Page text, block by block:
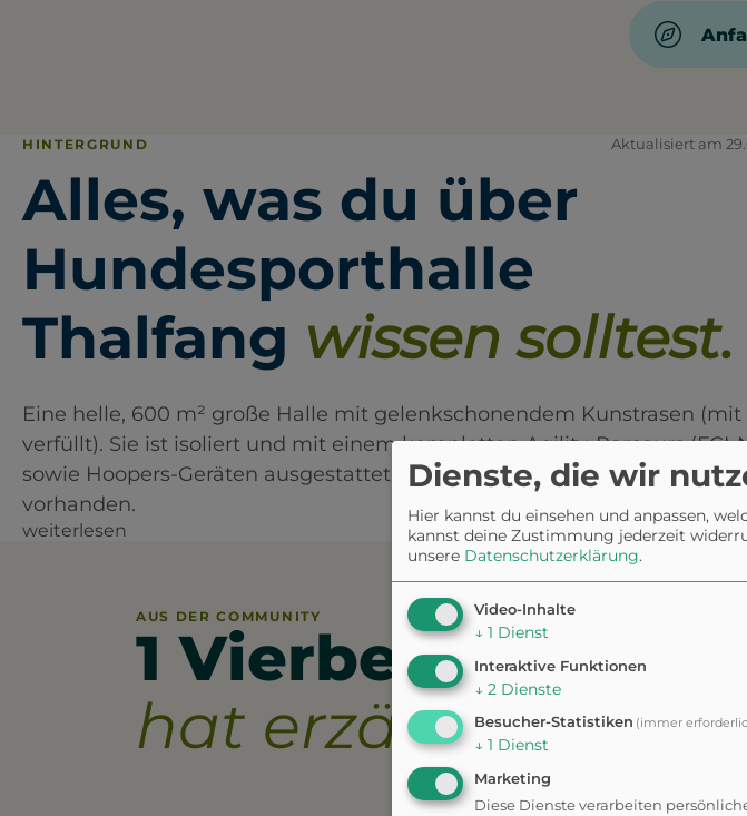
HINTERGRUND Aktualisiert am
Alles, was du über
Hundesporthalle
Thalfang wissen solltest.
Eine helle, 600 m² große Halle mit gelenkschonendem Kunstrasen (mit
verfüllt). Sie ist isoliert und mit einem kompletten Agility-Parcours (FCI-
sowie Hoopers-Geräten ausgestattet. Toiletten und ein Aufenthaltsraum
vorhanden.
weiterlesen
AUS DER COMMUNITY
1 Vierbeiner
hat erzählt.
Dienste, die wir
Hier kannst du einsehen und anpassen,
kannst deine Zustimmung jederzeit
unsere Datenschutzerklärung.
Video-Inhalte
↓ 1 Dienst
Interaktive Funktionen
↓ 2 Dienste
Besucher-Statistiken (immer
↓ 1 Dienst
Marketing
Diese Dienste verarbeiten